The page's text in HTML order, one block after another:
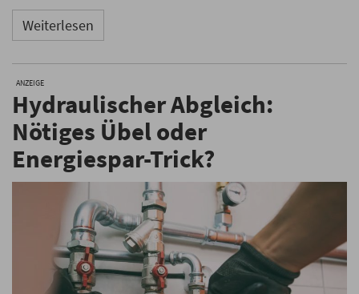
Weiterlesen
ANZEIGE
Hydraulischer Abgleich:
Nötiges Übel oder
Energiespar-Trick?